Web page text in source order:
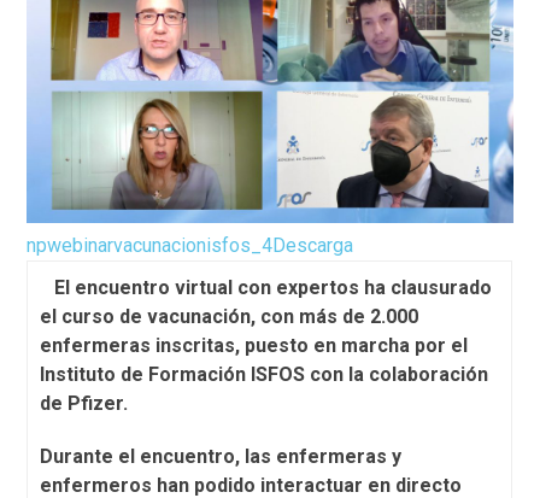
npwebinarvacunacionisfos_4Descarga
El encuentro virtual con expertos ha clausurado
el curso de vacunación, con más de 2.000
enfermeras inscritas, puesto en marcha por el
Instituto de Formación ISFOS con la colaboración
de Pfizer.
Durante el encuentro, las enfermeras y
enfermeros han podido interactuar en directo